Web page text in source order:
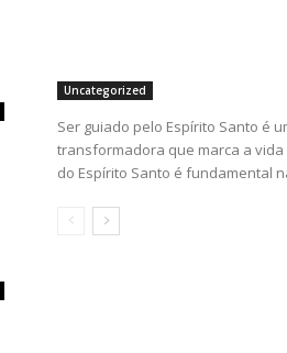
Uncategorized
Ser guiado pelo Espírito Santo é
transformadora que marca a vida
do Espírito Santo é fundamental